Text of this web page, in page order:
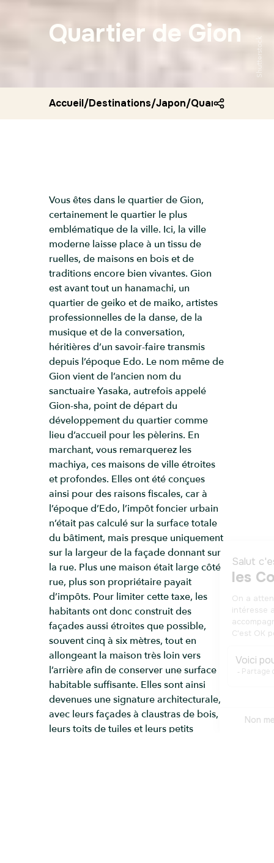
Quartier de Gion
Shutterstock
Accueil/Destinations/Japon/Quartier de gion
Vous êtes dans le quartier de Gion,
certainement le quartier le plus
emblématique de la ville. Ici, la ville
moderne laisse place à un tissu de
ruelles, de maisons en bois et de
traditions encore bien vivantes. Gion
est avant tout un hanamachi, un
quartier de geiko et de maiko, artistes
professionnelles de la danse, de la
musique et de la conversation,
héritières d’un savoir-faire transmis
depuis l’époque Edo. Le nom même de
Gion vient de l’ancien nom du
sanctuaire Yasaka, autrefois appelé
Gion-sha, point de départ du
développement du quartier comme
lieu d’accueil pour les pèlerins. En
marchant, vous remarquerez les
machiya, ces maisons de ville étroites
et profondes. Elles ont été conçues
ainsi pour des raisons fiscales, car à
l’époque d’Edo, l’impôt foncier urbain
n’était pas calculé sur la surface totale
du bâtiment, mais presque uniquement
sur la largeur de la façade donnant sur
la rue. Plus une maison était large côté
rue, plus son propriétaire payait
d’impôts. Pour limiter cette taxe, les
habitants ont donc construit des
façades aussi étroites que possible,
souvent cinq à six mètres, tout en
allongeant la maison très loin vers
l’arrière afin de conserver une surface
habitable suffisante. Elles sont ainsi
devenues une signature architecturale,
avec leurs façades à claustras de bois,
leurs toits de tuiles et leurs petits